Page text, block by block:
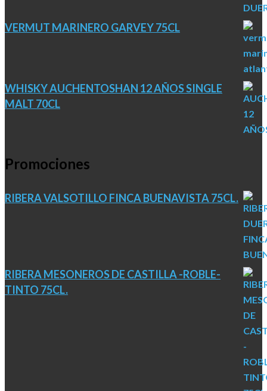
VERMUT MARINERO GARVEY 75CL
WHISKY AUCHENTOSHAN 12 AÑOS SINGLE
MALT 70CL
Promociones
RIBERA VALSOTILLO FINCA BUENAVISTA 75CL.
RIBERA MESONEROS DE CASTILLA -ROBLE-
TINTO 75CL.